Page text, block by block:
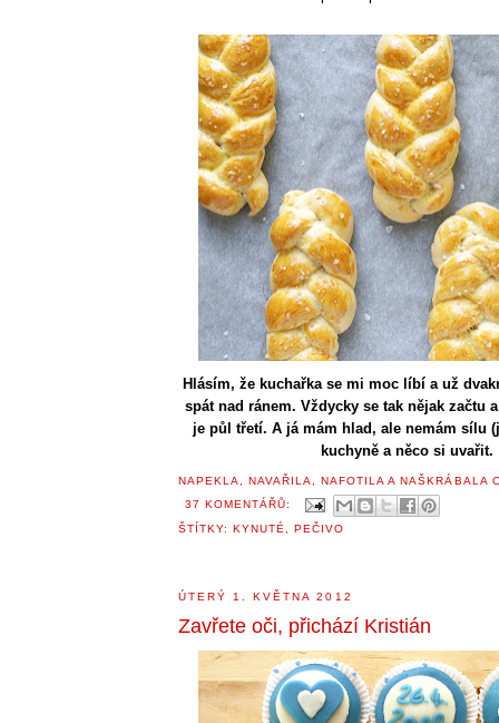
Hlásím, že kuchařka se mi moc líbí a už
spát nad ránem. Vždycky se tak nějak začtu
je půl třetí. A já mám hlad, ale nemám sílu
kuchyně a něco si uvařit.
NAPEKLA, NAVAŘILA, NAFOTILA A NAŠKRÁBALA
37 KOMENTÁŘŮ:
ŠTÍTKY:KYNUTÉ ,PEČIVO
ÚTERÝ 1. KVĚTNA 2012
Zavřete oči, přichází Kristián